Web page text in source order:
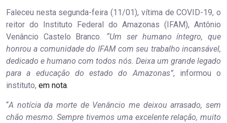
Faleceu nesta segunda-feira (11/01), vítima de COVID-19, o
reitor do Instituto Federal do Amazonas (IFAM), Antônio
Venâncio Castelo Branco. “Um ser humano íntegro, que
honrou a comunidade do IFAM com seu trabalho incansável,
dedicado e humano com todos nós. Deixa um grande legado
para a educação do estado do Amazonas”, informou o
instituto, em nota.
“A notícia da morte de Venâncio me deixou arrasado, sem
chão mesmo. Sempre tivemos uma excelente relação, muito